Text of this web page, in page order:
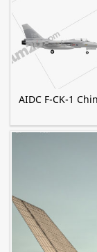
AIDC F-CK-1